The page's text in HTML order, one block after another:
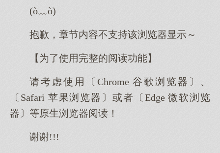
(ò﹏ò)
抱歉，章节内容不支持该浏览器显示～
【为了使用完整的阅读功能】
请考虑使用〔Chrome 谷歌浏览器〕、
〔Safari 苹果浏览器〕或者〔Edge 微软浏览
器〕等原生浏览器阅读！
谢谢!!!